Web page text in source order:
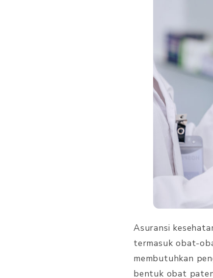
Asuransi
termasuk obat-
membutuhkan
bentuk obat